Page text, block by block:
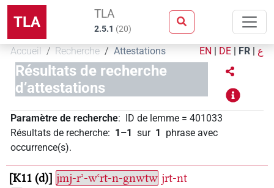
TLA TLA
2.5.1 (20)
Accueil Recherche Attestations EN | DE | FR | ع
Résultats de recherche
d’attestations
Paramètre de recherche: ID de lemme = 401033
Résultats de recherche: 1–1 sur 1 phrase avec
occurrence(s).
K11 (d) jmj-rʾ-wꜥrt-n-gnwtw jrt-nt